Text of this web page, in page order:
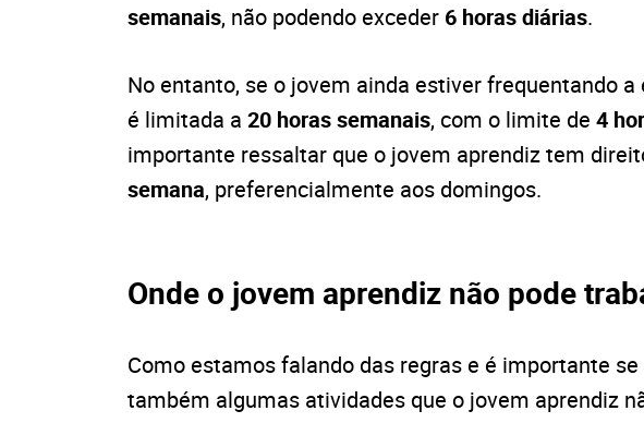
semanais, não podendo exceder 6 horas diárias.
No entanto, se o jovem ainda estiver frequentando
é limitada a 20 horas semanais, com o limite de 4
importante ressaltar que o jovem aprendiz tem
semana, preferencialmente aos domingos.
Onde o jovem aprendiz não pode
Como estamos falando das regras e é importante
também algumas atividades que o jovem aprendiz